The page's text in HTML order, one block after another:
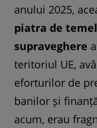
anului 2025,
piatra de
supraveghere
teritoriul UE,
eforturilor de
banilor și
acum, erau